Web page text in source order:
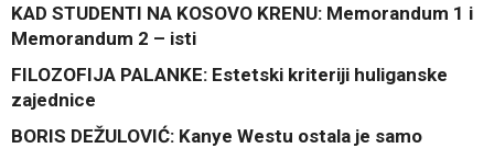
KAD STUDENTI NA KOSOVO KRENU: Memorandum 1 i
Memorandum 2 – isti
FILOZOFIJA PALANKE: Estetski kriteriji huliganske
zajednice
BORIS DEŽULOVIĆ: Kanye Westu ostala je samo